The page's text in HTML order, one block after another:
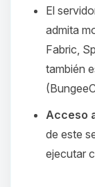
El
admita
Fabric,
también
Acceso
de este
ejecutar